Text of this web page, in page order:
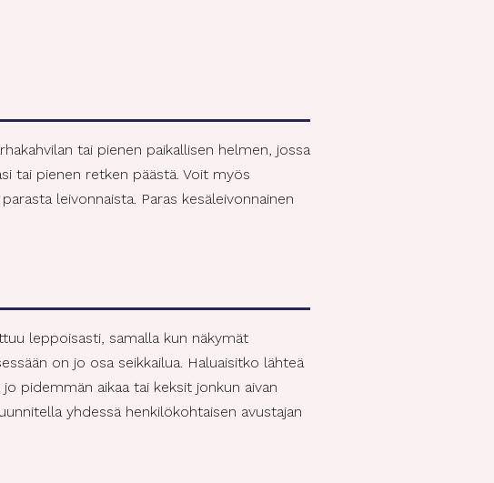
tai pienen paikallisen helmen, jossa
tai pienen retken päästä. Voit myös
leivonnaista. Paras kesäleivonnainen
leppoisasti, samalla kun näkymät
on jo osa seikkailua. Haluaisitko lähteä
pidemmän aikaa tai keksit jonkun aivan
yhdessä henkilökohtaisen avustajan